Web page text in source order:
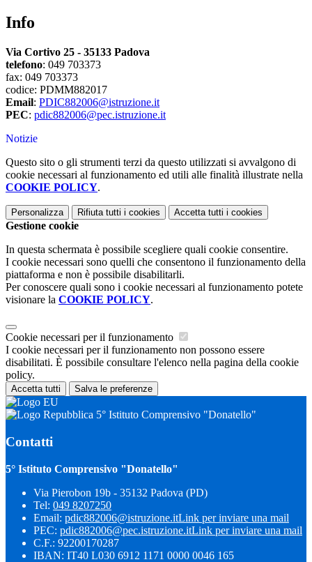
Info
Via Cortivo 25 - 35133 Padova
telefono: 049 703373
fax: 049 703373
codice: PDMM882017
Email: PDIC882006@istruzione.it
PEC: pdic882006@pec.istruzione.it
Notizie
Questo sito o gli strumenti terzi da questo utilizzati si avvalgono di
cookie necessari al funzionamento ed utili alle finalità illustrate nella
COOKIE POLICY.
Personalizza Rifiuta tutti i cookies Accetta tutti i cookies
Gestione cookie
In questa schermata è possibile scegliere quali cookie consentire.
I cookie necessari sono quelli che consentono il funzionamento della
piattaforma e non è possibile disabilitarli.
Per conoscere quali sono i cookie necessari al funzionamento potete
visionare la COOKIE POLICY.
Cookie necessari per il funzionamento
I cookie necessari per il funzionamento non possono essere
disabilitati. È possibile consultare l'elenco nella pagina della cookie
policy.
Accetta tutti Salva le preferenze
5° Istituto Comprensivo "Donatello"
Contatti
5° Istituto Comprensivo "Donatello"
Via Pierobon 19b - 35132 Padova (PD)
Tel: 049 8207250
Email: pdic882006@istruzione.itLink per inviare una mail
PEC: pdic882006@pec.istruzione.itLink per inviare una mail
C.F.: 92200170287
IBAN: IT40 L030 6912 1171 0000 0046 165